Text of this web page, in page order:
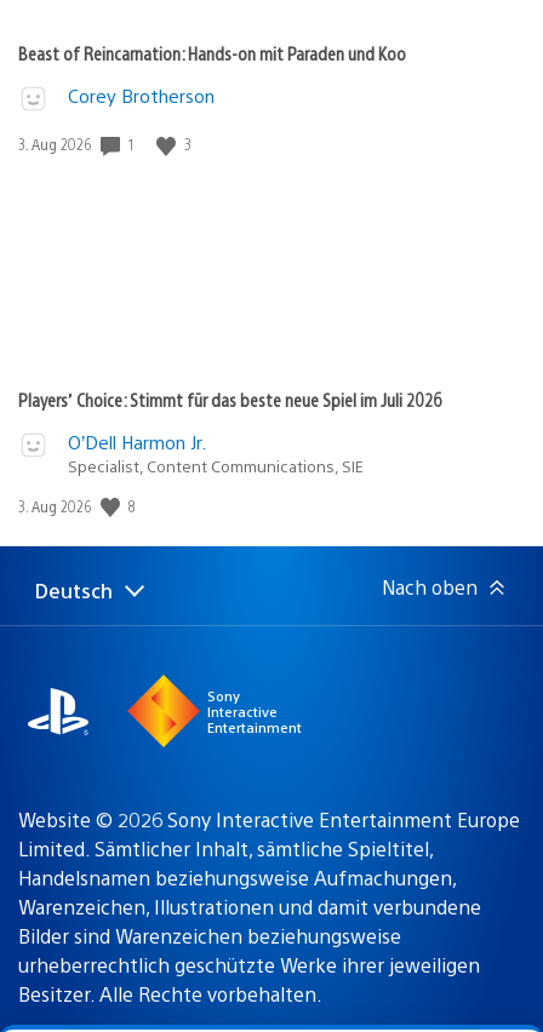
Beast of Reincarnation: Hands-on mit Paraden und Koo
Corey Brotherson
Veröffentlichungsdatum:
3. Aug 2026 1 3
Players’ Choice: Stimmt für das beste neue Spiel im Juli 2026
O’Dell Harmon Jr.
Specialist, Content Communications, SIE
Veröffentlichungsdatum:
3. Aug 2026 8
Select
a
Aktuelle
Region:
Deutsch Nach oben
Sony
Interactive
Entertainment
Website © 2026 Sony Interactive Entertainment Europe
Limited. Sämtlicher Inhalt, sämtliche Spieltitel,
Handelsnamen beziehungsweise Aufmachungen,
Warenzeichen, Illustrationen und damit verbundene
Bilder sind Warenzeichen beziehungsweise
urheberrechtlich geschützte Werke ihrer jeweiligen
Besitzer. Alle Rechte vorbehalten.